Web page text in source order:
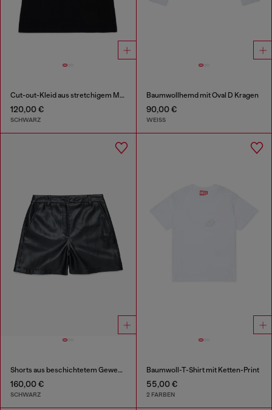
Cut-out-Kleid aus stretchigem Material
120,00 €
SCHWARZ
Baumwollhemd mit Oval D Kragen
90,00 €
WEISS
Shorts aus beschichtetem Gewebe
160,00 €
SCHWARZ
Baumwoll-T-Shirt mit Ketten-Print
55,00 €
2 FARBEN